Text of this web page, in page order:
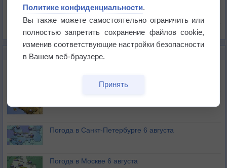
Облачность
Список всех карт
НОВОЕ О ПОГОДЕ
Погода в Санкт-Петербурге 6 августа
Погода в Москве 6 августа
Политике конфиденциальности.
Вы также можете самостоятельно ограничить или
полностью запретить сохранение файлов cookie,
изменив соответствующие настройки безопасности
в Вашем веб-браузере.
Принять